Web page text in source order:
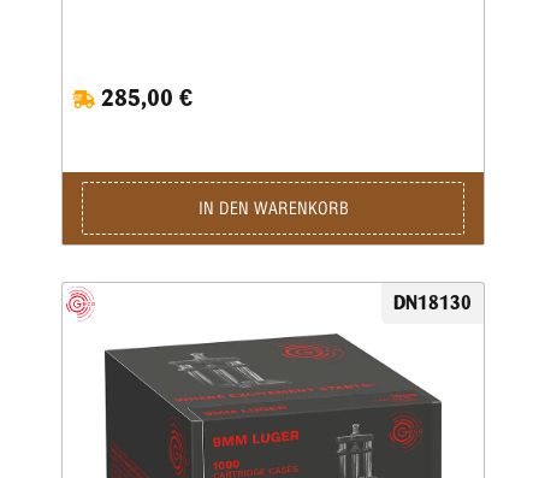
285,00 €
IN DEN WARENKORB
DN18130